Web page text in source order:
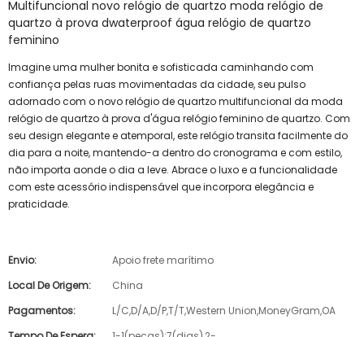
Multifuncional novo relógio de quartzo moda relógio de
quartzo à prova dwaterproof água relógio de quartzo
feminino
Imagine uma mulher bonita e sofisticada caminhando com
confiança pelas ruas movimentadas da cidade, seu pulso
adornado com o novo relógio de quartzo multifuncional da moda
relógio de quartzo à prova d'água relógio feminino de quartzo. Com
seu design elegante e atemporal, este relógio transita facilmente do
dia para a noite, mantendo-a dentro do cronograma e com estilo,
não importa aonde o dia a leve. Abrace o luxo e a funcionalidade
com este acessório indispensável que incorpora elegância e
praticidade.
Envio:
Apoio frete marítimo
Local De Origem:
China
Pagamentos:
L/C,D/A,D/P,T/T,Western Union,MoneyGram,OA